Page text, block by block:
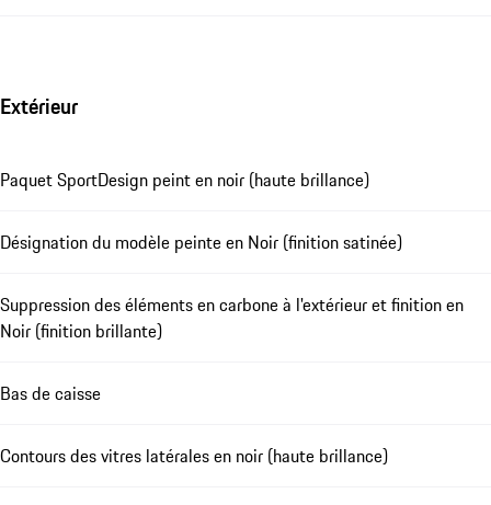
Extérieur
Paquet SportDesign peint en noir (haute brillance)
Désignation du modèle peinte en Noir (finition satinée)
Suppression des éléments en carbone à l'extérieur et finition en
Noir (finition brillante)
Bas de caisse
Contours des vitres latérales en noir (haute brillance)